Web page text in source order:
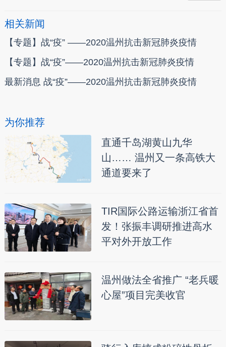
相关新闻
【专题】战“疫” ——2020温州抗击新冠肺炎疫情
【专题】战“疫”——2020温州抗击新冠肺炎疫情
最新消息 战“疫”——2020温州抗击新冠肺炎疫情
为你推荐
直通千岛湖黄山九华
山…… 温州又一条高铁大
通道要来了
TIR国际公路运输浙江省首
发！张振丰调研推进高水
平对外开放工作
温州做法全省推广 “老兵暖
心屋”项目完美收官